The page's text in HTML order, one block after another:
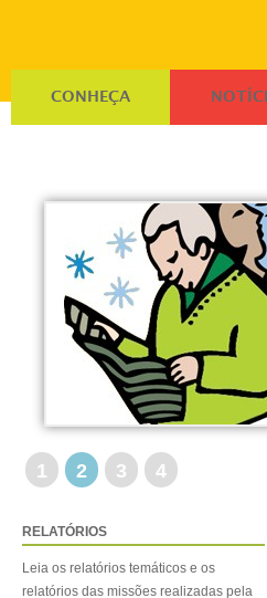
CONHEÇA
1 2 3 4
RELATÓRIOS
Leia os relatórios temáticos e os
relatórios das missões realizadas pela